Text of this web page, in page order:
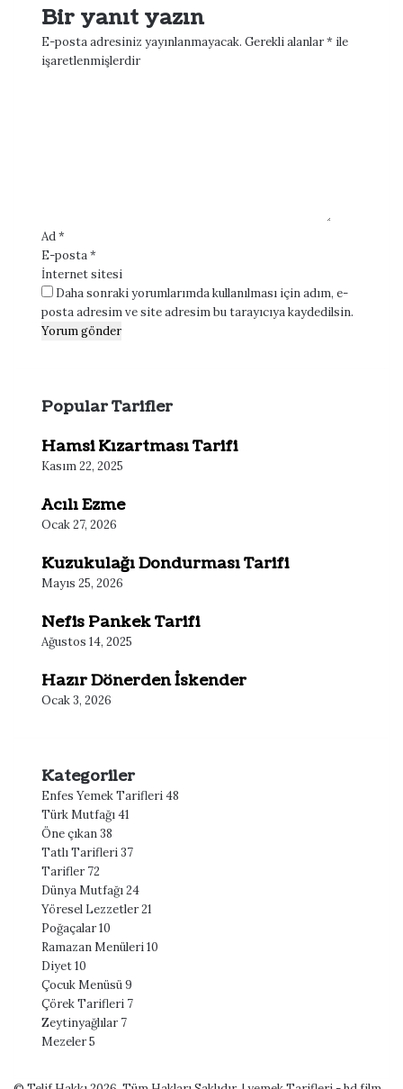
Bir yanıt yazın
E-posta adresiniz yayınlanmayacak. Gerekli alanlar* ile
işaretlenmişlerdir
Ad*
E-posta*
İnternet sitesi
Daha sonraki yorumlarımda kullanılması için adım, e-
posta adresim ve site adresim bu tarayıcıya kaydedilsin.
Popular Tarifler
Hamsi Kızartması Tarifi
Kasım 22, 2025
Acılı Ezme
Ocak 27, 2026
Kuzukulağı Dondurması Tarifi
Mayıs 25, 2026
Nefis Pankek Tarifi
Ağustos 14, 2025
Hazır Dönerden İskender
Ocak 3, 2026
Kategoriler
Enfes Yemek Tarifleri48
Türk Mutfağı41
Öne çıkan38
Tatlı Tarifleri37
Tarifler 72
Dünya Mutfağı24
Yöresel Lezzetler21
Poğaçalar10
Ramazan Menüleri10
Diyet10
Çocuk Menüsü9
Çörek Tarifleri 7
Zeytinyağlılar 7
Mezeler5